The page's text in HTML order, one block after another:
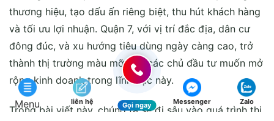
rộng kinh doanh trong lĩnh vực này.
Trong bài viết này, chúng ta sẽ đi sâu vào quá trình thi
công quán cafe tại Quận 7, từ khâu lập kế hoạch, thiết
kế, lựa chọn vật liệu, thi công đến các yếu tố phong
thủy, phù hợp với xu hướng hiện đại. Đồng thời, bài
viết còn cung cấp các kinh nghiệm thực tiễn, các bước
Menu liên hệ Gọi ngay Messenger Zalo